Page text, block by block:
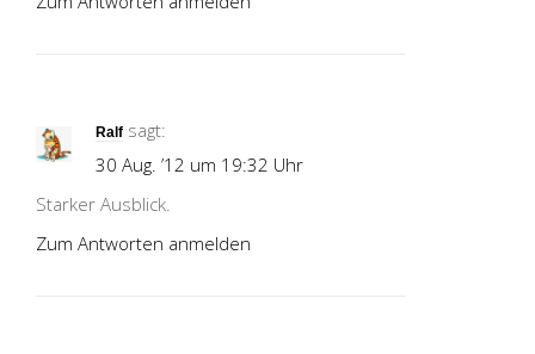
Ralf sagt:
30 Aug. ’12 um 19:32 Uhr
Starker Ausblick.
Zum Antworten anmelden